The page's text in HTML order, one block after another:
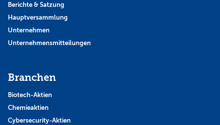
Berichte & Satzung
Hauptversammlung
Unternehmen
Unternehmensmitteilungen
Branchen
Biotech-Aktien
Chemieaktien
Cybersecurity-Aktien